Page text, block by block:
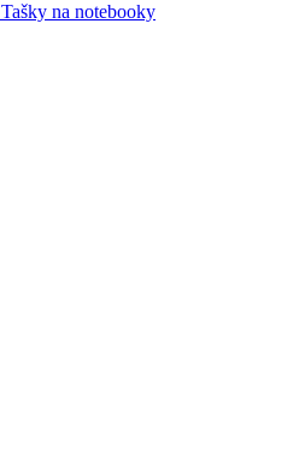
Tašky na notebooky